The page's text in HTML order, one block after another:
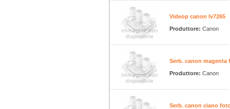
Videop canon lv7265
Produttore: Canon
Serb. canon magenta
Produttore: Canon
Serb. canon ciano